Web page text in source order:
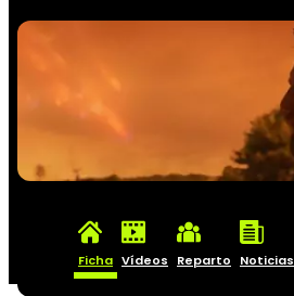
Ficha Vídeos Reparto Noticias